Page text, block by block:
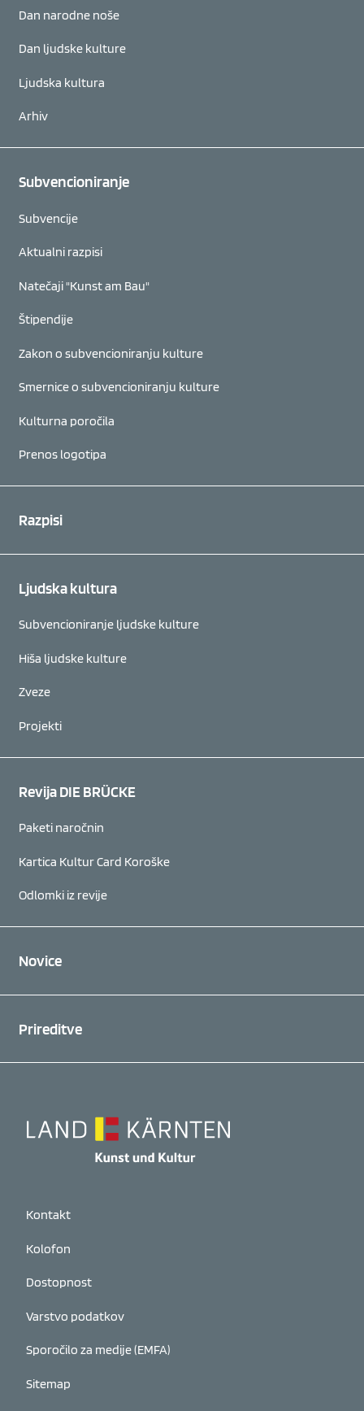
Dan narodne noše
Dan ljudske kulture
Ljudska kultura
Arhiv
Subvencioniranje
Subvencije
Aktualni razpisi
Natečaji "Kunst am Bau"
Štipendije
Zakon o subvencioniranju kulture
Smernice o subvencioniranju kulture
Kulturna poročila
Prenos logotipa
Razpisi
Ljudska kultura
Subvencioniranje ljudske kulture
Hiša ljudske kulture
Zveze
Projekti
Revija DIE BRÜCKE
Paketi naročnin
Kartica Kultur Card Koroške
Odlomki iz revije
Novice
Prireditve
Kontakt
Kolofon
Dostopnost
Varstvo podatkov
Sporočilo za medije (EMFA)
Sitemap